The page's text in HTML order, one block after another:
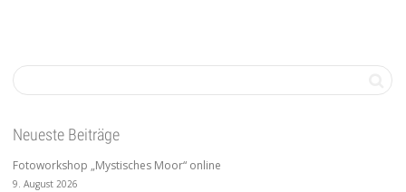
Neueste Beiträge
Fotoworkshop „Mystisches Moor“ online
9. August 2026